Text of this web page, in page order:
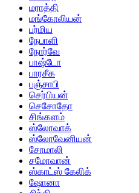
மராத்தி
மங்கோலியன்
பர்மிய
நேபாளி
நோர்வே
பாஷ்டோ
பாரசீக
பஞ்சாபி
செர்பியன்
செசோதோ
சிங்களம்
ஸ்லோவாக்
ஸ்லோவேனியன்
சோமாலி
சமோவான்
ஸ்காட்ஸ் கேலிக்
ஷோனா